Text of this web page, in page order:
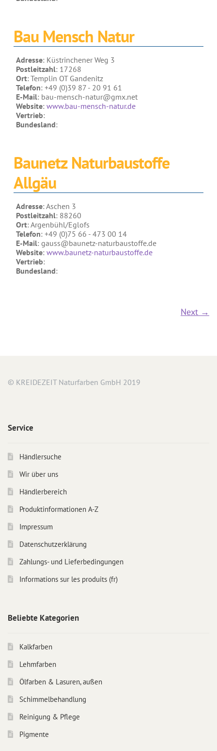
Bau Mensch Natur
Adresse: Küstrinchener Weg 3
Postleitzahl: 17268
Ort: Templin OT Gandenitz
Telefon: +49 (0)39 87 - 20 91 61
E-Mail: bau-mensch-natur@gmx.net
Website: www.bau-mensch-natur.de
Vertrieb:
Bundesland:
Baunetz Naturbaustoffe
Allgäu
Adresse: Aschen 3
Postleitzahl: 88260
Ort: Argenbühl/Eglofs
Telefon: +49 (0)75 66 - 473 00 14
E-Mail: gauss@baunetz-naturbaustoffe.de
Website: www.baunetz-naturbaustoffe.de
Vertrieb:
Bundesland:
Next →
© KREIDEZEIT Naturfarben GmbH 2019
Service
Händlersuche
Wir über uns
Händlerbereich
Produktinformationen A-Z
Impressum
Datenschutzerklärung
Zahlungs- und Lieferbedingungen
Informations sur les produits (fr)
Beliebte Kategorien
Kalkfarben
Lehmfarben
Ölfarben & Lasuren, außen
Schimmelbehandlung
Reinigung & Pflege
Pigmente